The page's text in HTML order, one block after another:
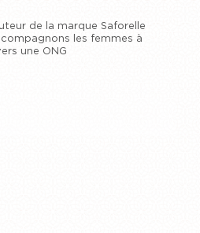
de la marque Saforelle
les femmes à
une ONG